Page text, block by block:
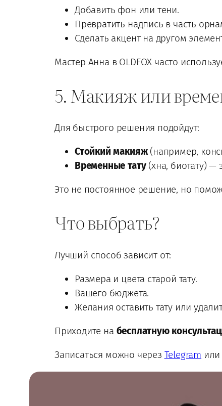
Добавить фон или тени.
Превратить надпись в часть
Сделать акцент на другом
Мастер Анна в OLDFOX часто
5. Макияж или
Для быстрого решения подойдут:
Стойкий макияж(например,
Временные тату(хна, биотату) —
Это не постоянное решение, но
Что выбрать?
Лучший способ зависит от:
Размера и цвета старой тату.
Вашего бюджета.
Желания оставить тату или
Приходите на бесплатную
Записаться можно через Telegram